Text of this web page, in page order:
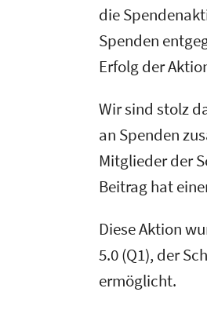
die
Spenden
Erfolg der
Wir sind stolz
an Spenden
Mitglieder der
Beitrag hat
Diese Aktion
5.0 (Q1), der
ermöglicht.